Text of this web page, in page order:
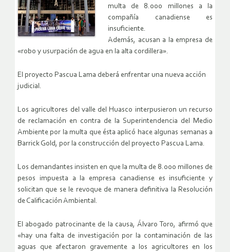
multa de 8.000 millones a la
compañía canadiense es
insuficiente.
Además, acusan a la empresa de
«robo y usurpación de agua en la alta cordillera».
El proyecto Pascua Lama deberá enfrentar una nueva acción
judicial.
Los agricultores del valle del Huasco interpusieron un recurso
de reclamación en contra de la Superintendencia del Medio
Ambiente por la multa que ésta aplicó hace algunas semanas a
Barrick Gold, por la construcción del proyecto Pascua Lama.
Los demandantes insisten en que la multa de 8.000 millones de
pesos impuesta a la empresa canadiense es insuficiente y
solicitan que se le revoque de manera definitiva la Resolución
de Calificación Ambiental.
El abogado patrocinante de la causa, Álvaro Toro, afirmó que
«hay una falta de investigación por la contaminación de las
aguas que afectaron gravemente a los agricultores en los